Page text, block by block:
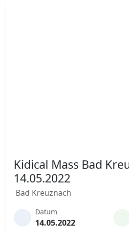
Kidical Mass Bad
14.05.2022
Bad Kreuznach
Datum
14.05.2022